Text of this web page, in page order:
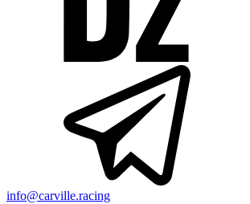
info@carville.racing